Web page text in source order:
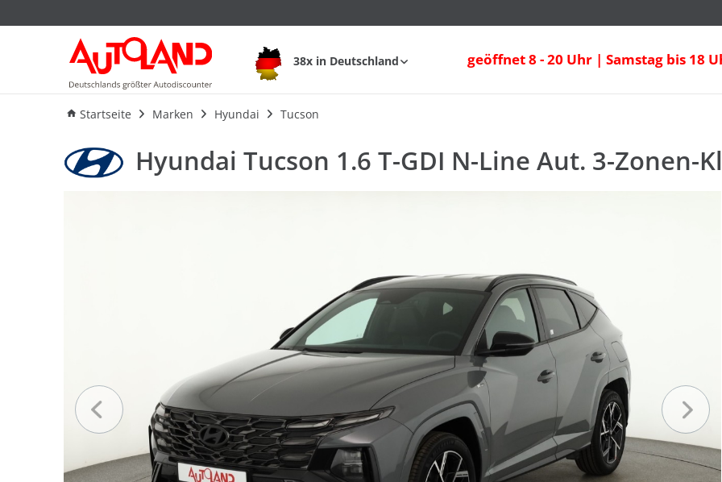
38x in Deutschland geöffnet 8 - 20 Uhr | Samstag bis 18
Startseite Marken Hyundai Tucson
Ausstattung Verbrauch
Hyundai Tucson 1.6 T-GDI N-Line Aut. 3-Zonen-